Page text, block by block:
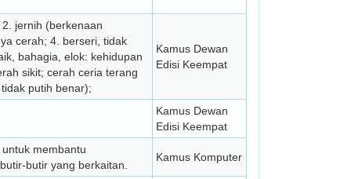
jernih (berkenaan
cerah; 4. berseri, tidak
bahagia, elok: kehidupan
sikit; cerah ceria terang
putih benar);
Kamus Dewan
Edisi Keempat
Kamus Dewan
Edisi Keempat
membantu
butir-butir yang berkaitan.
Kamus Komputer